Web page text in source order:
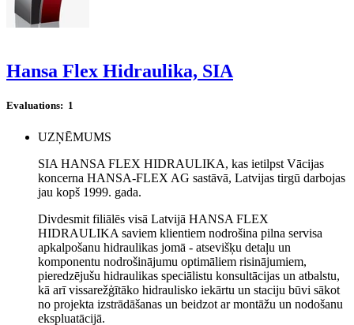
Hansa Flex Hidraulika, SIA
Evaluations: 1
UZŅĒMUMS
SIA HANSA FLEX HIDRAULIKA, kas ietilpst Vācijas
koncerna HANSA-FLEX AG sastāvā, Latvijas tirgū darbojas
jau kopš 1999. gada.
Divdesmit filiālēs visā Latvijā HANSA FLEX
HIDRAULIKA saviem klientiem nodrošina pilna servisa
apkalpošanu hidraulikas jomā - atsevišķu detaļu un
komponentu nodrošinājumu optimāliem risinājumiem,
pieredzējušu hidraulikas speciālistu konsultācijas un atbalstu,
kā arī vissarežģītāko hidraulisko iekārtu un staciju būvi sākot
no projekta izstrādāšanas un beidzot ar montāžu un nodošanu
ekspluatācijā.